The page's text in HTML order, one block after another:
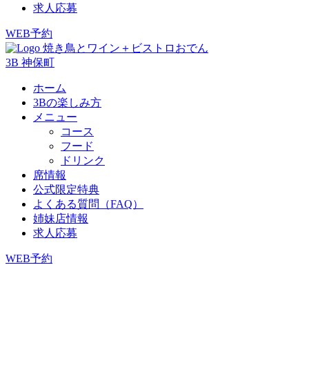
求人応募
WEB予約
焼き鳥とワイン＋ビストロおでん
3B 神保町
ホーム
3Bの楽しみ方
メニュー
コース
フード
ドリンク
席情報
公式限定特典
よくある質問（FAQ）
姉妹店情報
求人応募
WEB予約